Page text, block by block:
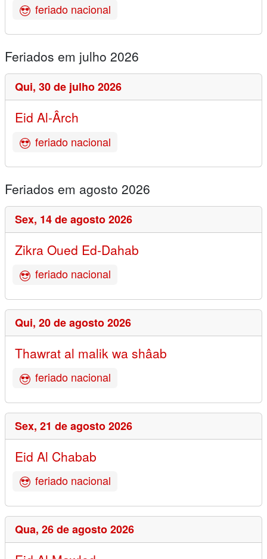
feriado nacional
Feriados em julho 2026
Qui, 30 de julho 2026
Eid Al-Ârch
feriado nacional
Feriados em agosto 2026
Sex, 14 de agosto 2026
Zikra Oued Ed-Dahab
feriado nacional
Qui, 20 de agosto 2026
Thawrat al malik wa shâab
feriado nacional
Sex, 21 de agosto 2026
Eid Al Chabab
feriado nacional
Qua, 26 de agosto 2026